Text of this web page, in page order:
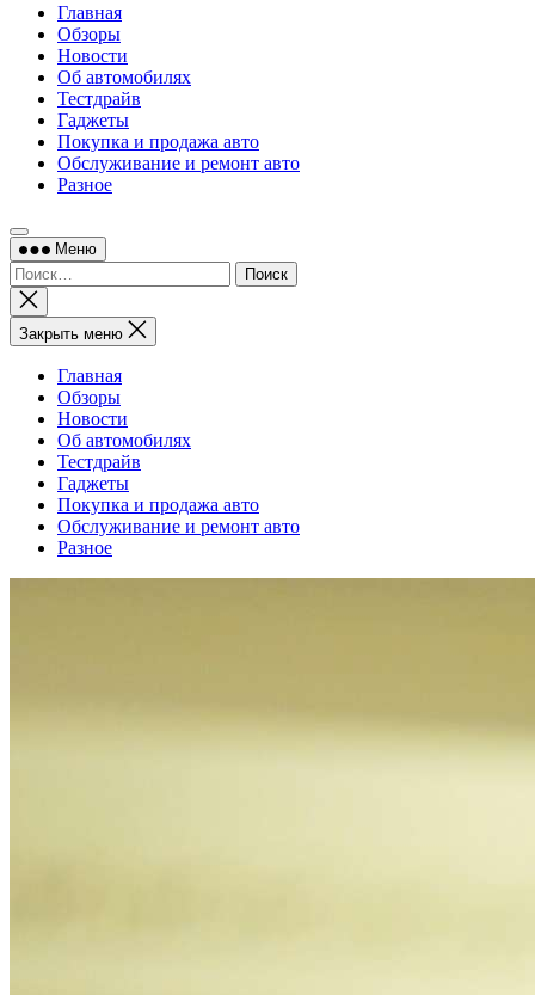
Главная
Обзоры
Новости
Об автомобилях
Тестдрайв
Гаджеты
Покупка и продажа авто
Обслуживание и ремонт авто
Разное
Меню
Найти:
Закрыть
поиск
Закрыть меню
Главная
Обзоры
Новости
Об автомобилях
Тестдрайв
Гаджеты
Покупка и продажа авто
Обслуживание и ремонт авто
Разное